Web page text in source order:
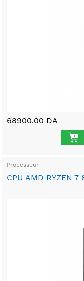
68900.00 DA
Processeur
CPU AMD RYZEN